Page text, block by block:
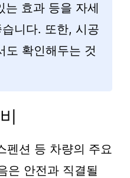
는 효과 등을 자세
니다. 또한, 시공
도 확인해두는 것
펜션 등 차량의 주요
은 안전과 직결될